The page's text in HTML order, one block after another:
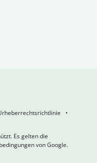
Es gelten die
von Google.